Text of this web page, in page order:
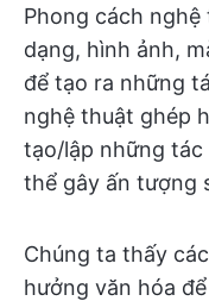
Phong cách
dạng, hình ảnh,
để tạo ra những
nghệ thuật ghép
tạo/lập những tác
thể gây ấn tượng
Chúng ta thấy
hưởng văn hóa